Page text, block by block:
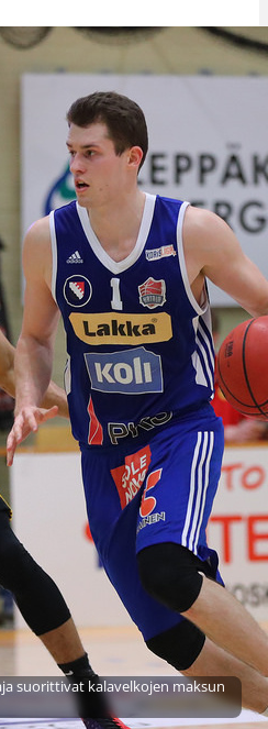
suorittivat kalavelkojen maksun